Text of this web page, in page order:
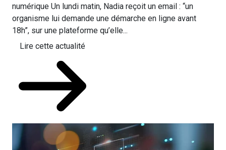
numérique Un lundi matin, Nadia reçoit un email : “un
organisme lui demande une démarche en ligne avant
18h”, sur une plateforme qu’elle...
Lire cette actualité